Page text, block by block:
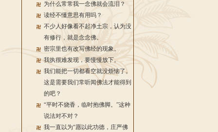
为什么常常我一念佛就会流泪？
读经不懂意思有用吗？
不少人好像看不起净土宗，认为没
有修行，就是念念佛。
密宗里也有改写佛经的现象。
我执很难发现，要慢慢放下。
我们能把一切都看空就没烦恼了。
这是需要我们常听闻佛法才能得到
的吧？
“平时不烧香，临时抱佛脚。”这种
说法对不对？
我一直以为“愿以此功德，庄严佛